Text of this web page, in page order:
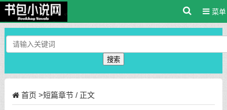
菜单
搜索
首页 >短篇章节/ 正文